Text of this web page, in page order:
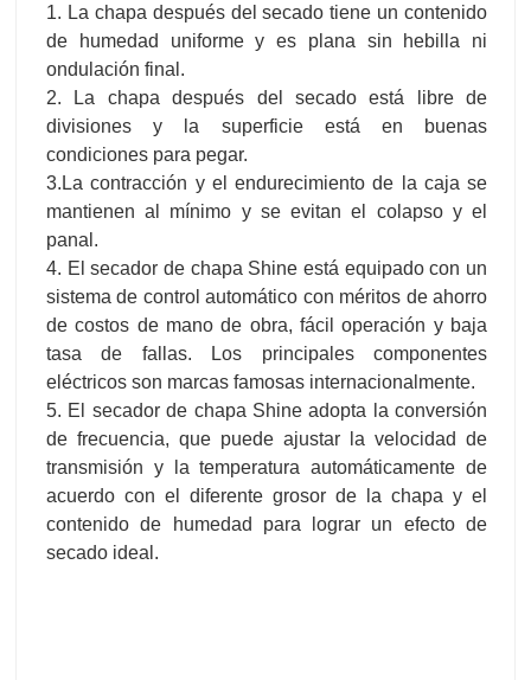
1. La chapa después del secado tiene un contenido
de humedad uniforme y es plana sin hebilla ni
ondulación final.
2. La chapa después del secado está libre de
divisiones y la superficie está en buenas
condiciones para pegar.
3.La contracción y el endurecimiento de la caja se
mantienen al mínimo y se evitan el colapso y el
panal.
4. El secador de chapa Shine está equipado con un
sistema de control automático con méritos de ahorro
de costos de mano de obra, fácil operación y baja
tasa de fallas. Los principales componentes
eléctricos son marcas famosas internacionalmente.
5. El secador de chapa Shine adopta la conversión
de frecuencia, que puede ajustar la velocidad de
transmisión y la temperatura automáticamente de
acuerdo con el diferente grosor de la chapa y el
contenido de humedad para lograr un efecto de
secado ideal.